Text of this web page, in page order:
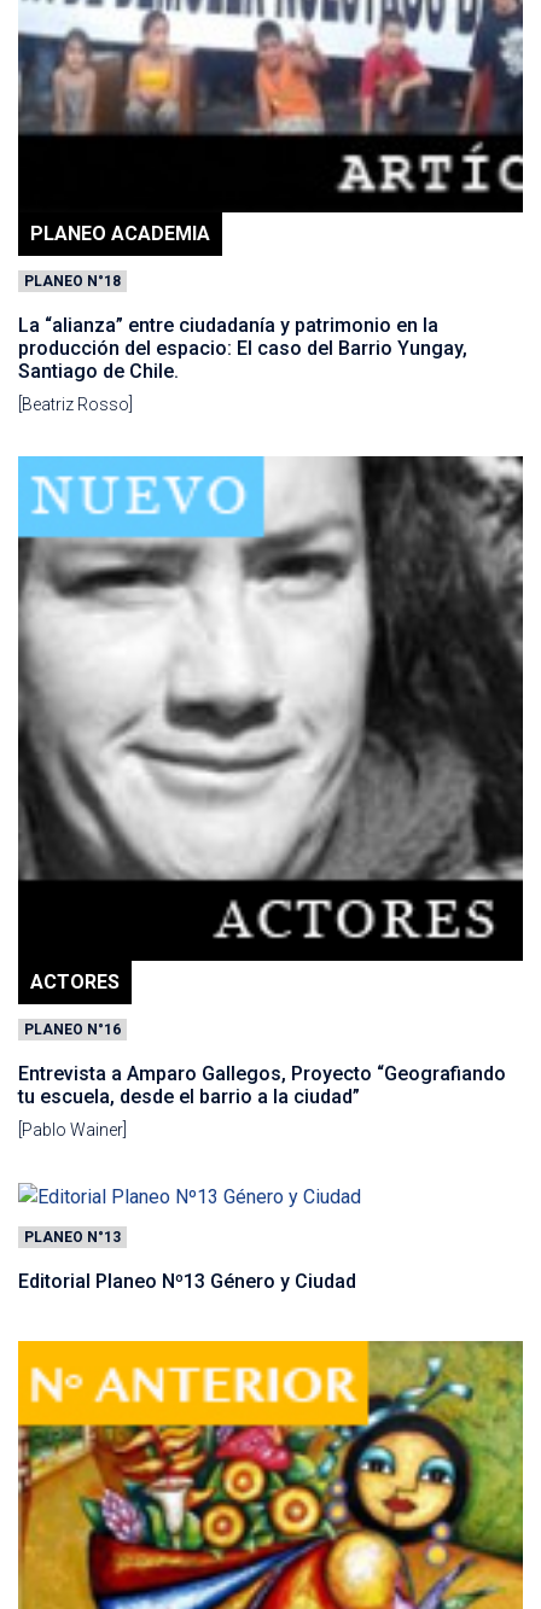
PLANEO ACADEMIA
PLANEO N°18
La “alianza” entre ciudadanía y patrimonio en la
producción del espacio: El caso del Barrio Yungay,
Santiago de Chile.
[Beatriz Rosso]
ACTORES
PLANEO N°16
Entrevista a Amparo Gallegos, Proyecto “Geografiando
tu escuela, desde el barrio a la ciudad”
[Pablo Wainer]
PLANEO N°13
Editorial Planeo Nº13 Género y Ciudad